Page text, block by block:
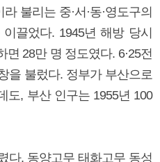
불리는 중·서·동·영도구의
끌었다. 1945년 해방 당시
28만 명 정도였다. 6·25전
을 불렀다. 정부가 부산으로
도, 부산 인구는 1955년 100
다. 동양고무 태화고무 동성